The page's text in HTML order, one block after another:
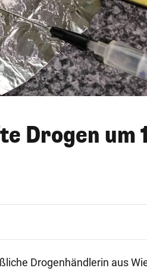
Drogen um
Drogenhändlerin aus